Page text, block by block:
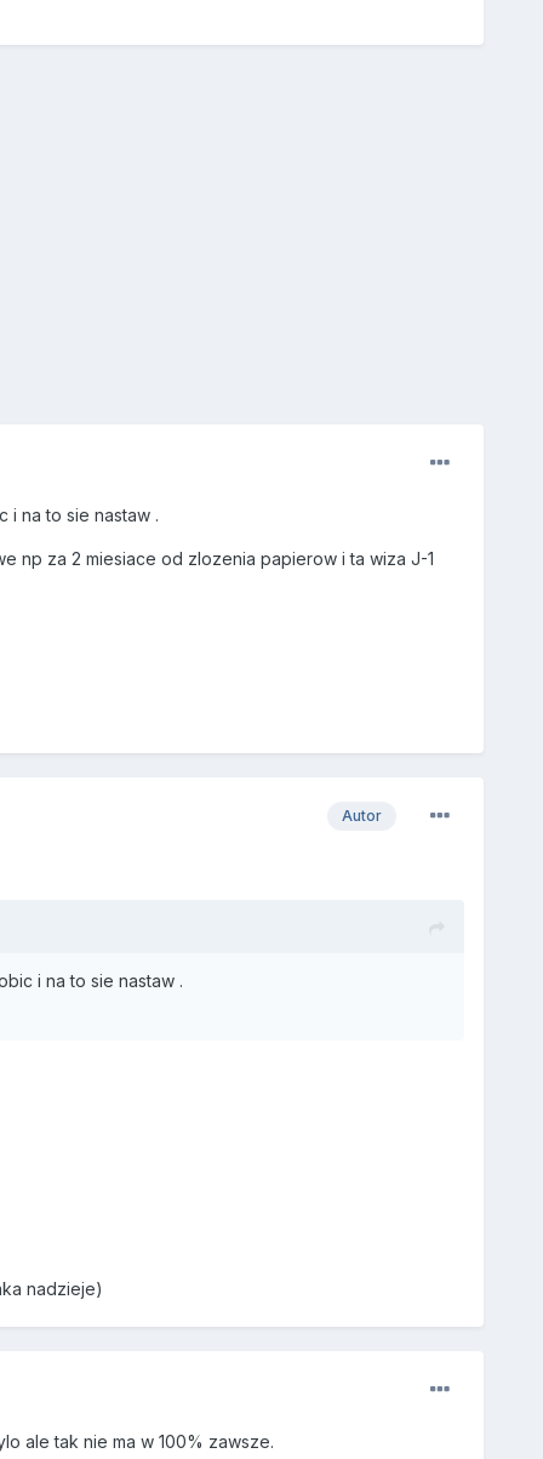
i na to sie nastaw .
np za 2 miesiace od zlozenia papierow i ta wiza J-1
Autor
i na to sie nastaw .
nadzieje)
ale tak nie ma w 100% zawsze.